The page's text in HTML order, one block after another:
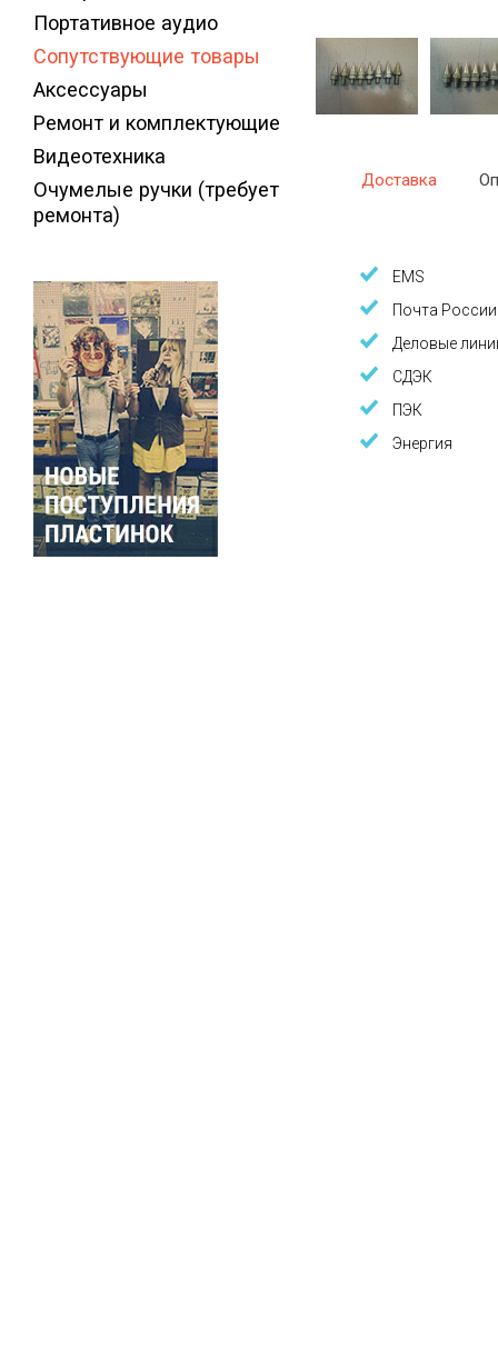
Портативное аудио
Сопутствующие товары
Аксессуары
Ремонт и комплектующие
Видеотехника
Очумелые ручки (требует
ремонта)
Доставка
EMS
Почта России
Деловые
СДЭК
ПЭК
Энергия